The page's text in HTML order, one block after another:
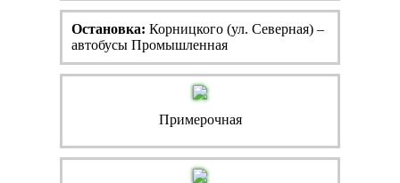
Остановка: Корницкого (ул. Северная) –
автобусы Промышленная
Примерочная